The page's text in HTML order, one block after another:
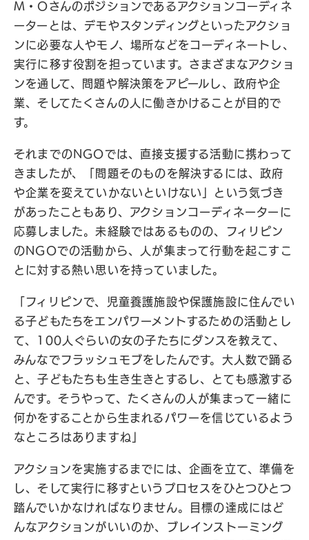
M・Oさんのポジションであるアクションコーディネ
ーターとは、デモやスタンディングといったアクショ
ンに必要な人やモノ、場所などをコーディネートし、
実行に移す役割を担っています。さまざまなアクショ
ンを通して、問題や解決策をアピールし、政府や企
業、そしてたくさんの人に働きかけることが目的で
す。
それまでのNGOでは、直接支援する活動に携わって
きましたが、「問題そのものを解決するには、政府
や企業を変えていかないといけない」という気づき
があったこともあり、アクションコーディネーターに
応募しました。未経験ではあるものの、フィリピン
のNGOでの活動から、人が集まって行動を起こすこ
とに対する熱い思いを持っていました。
「フィリピンで、児童養護施設や保護施設に住んでい
る子どもたちをエンパワーメントするための活動とし
て、100人ぐらいの女の子たちにダンスを教えて、
みんなでフラッシュモブをしたんです。大人数で踊る
と、子どもたちも生き生きとするし、とても感激する
んです。そうやって、たくさんの人が集まって一緒に
何かをすることから生まれるパワーを信じているよう
なところはありますね」
アクションを実施するまでには、企画を立て、準備を
し、そして実行に移すというプロセスをひとつひとつ
踏んでいかなければなりません。目標の達成にはど
んなアクションがいいのか、ブレインストーミング